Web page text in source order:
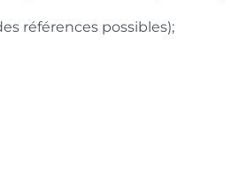
références possibles);